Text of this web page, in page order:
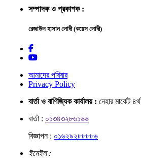
সম্পাদক ও প্রকাশক :
রেজাউল হাসান লোদী (কয়েস লোদী)
আমাদের পরিবার
Privacy Policy
বার্তা ও বাণিজ্যিক কার্যালয় : নেহার মার্কেট
বার্তা : ০১৩৪৩২৮৬১৬৬
বিজ্ঞাপন : ০১৬২৯২৮৮৮৮৬
ইমেইল :